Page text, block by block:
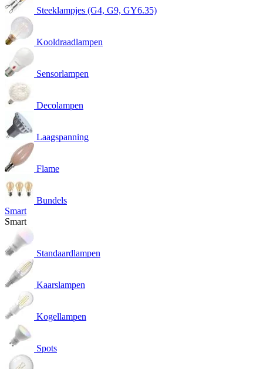
Steeklampjes (G4, G9, GY6.35)
Kooldraadlampen
Sensorlampen
Decolampen
Laagspanning
Flame
Bundels
Smart
Smart
Standaardlampen
Kaarslampen
Kogellampen
Spots